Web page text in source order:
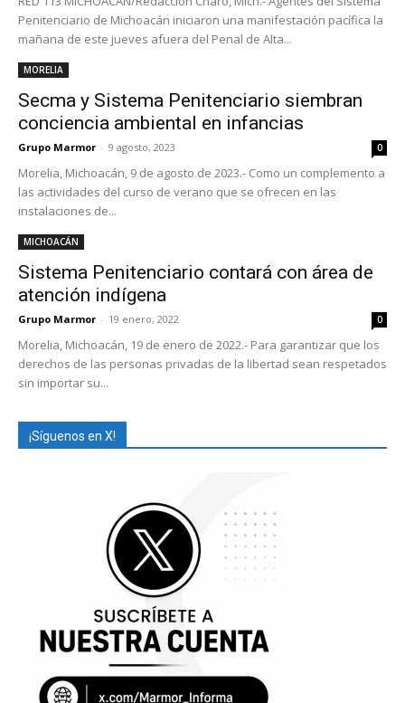
Penitenciario de Michoacán iniciaron una manifestación pacífica la
mañana de este jueves afuera del Penal de Alta...
MORELIA
Secma y Sistema Penitenciario siembran
conciencia ambiental en infancias
Grupo Marmor - 9 agosto, 2023 0
Morelia, Michoacán, 9 de agosto de 2023.- Como un complemento a
las actividades del curso de verano que se ofrecen en las
instalaciones de...
MICHOACÁN
Sistema Penitenciario contará con área de
atención indígena
Grupo Marmor - 19 enero, 2022 0
Morelia, Michoacán, 19 de enero de 2022.- Para garantizar que los
derechos de las personas privadas de la libertad sean respetados
sin importar su...
¡Síguenos en X!